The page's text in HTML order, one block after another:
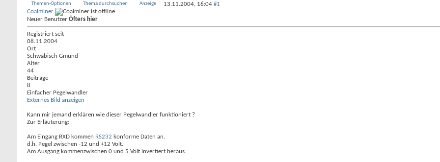
Themen-Optionen Thema durchsuchen Anzeige 13.11.2004, 16:04 #1
Coalminer
Neuer Benutzer Öfters hier
Registriert seit
08.11.2004
Ort
Schwäbisch Gmünd
Alter
44
Beiträge
8
Einfacher Pegelwandler
Externes Bild anzeigen
Kann mir jemand erklären wie dieser Pegelwandler funktioniert ?
Zur Erläuterung:
Am Eingang RXD kommen RS232 konforme Daten an.
d.h. Pegel zwischen -12 und +12 Volt.
Am Ausgang kommenzwischen 0 und 5 Volt invertiert heraus.